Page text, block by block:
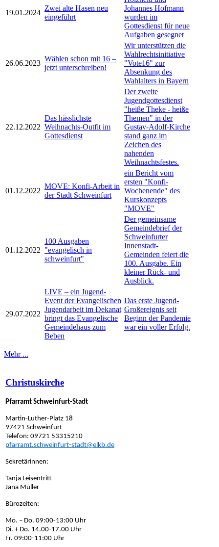
19.01.2024
Zwei alte Hasen neu
eingeführt
Johannes Hofmann
wurden im
Gottesdienst für neue
Aufgaben gesegnet
26.06.2023
Wählen schon mit 16 –
jetzt unterschreiben!
Wir unterstützen die
Wahlrechtsinitiative
"Vote16" zur
Absenkung des
Wahlalters in Bayern
22.12.2022
Das hässlichste
Weihnachts-Outfit im
Gottesdienst
Der zweite
Jugendgottesdienst
"heiße Theke - heiße
Themen" in der
Gustav-Adolf-Kirche
stand ganz im
Zeichen des
nahenden
Weihnachtsfestes.
01.12.2022
MOVE: Konfi-Arbeit in
der Stadt Schweinfurt
ein Bericht vom
ersten "Konfi-
Wochenende" des
Kurskonzepts
"MOVE"
01.12.2022
100 Ausgaben
"evangelisch in
schweinfurt"
Der gemeinsame
Gemeindebrief der
Schweinfurter
Innenstadt-
Gemeinden feiert die
100. Ausgabe. Ein
kleiner Rück- und
Ausblick.
29.07.2022
LIVE – ein Jugend-
Event der Evangelischen
Jugendarbeit im Dekanat
bringt das Evangelische
Gemeindehaus zum
Beben
Das erste Jugend-
Großereignis seit
Beginn der Pandemie
war ein voller Erfolg.
Mehr ...
Christuskirche
Pfarramt Schweinfurt-Stadt
Martin-Luther-Platz 18
97421 Schweinfurt
Telefon: 09721 53315210
pfarramt.schweinfurt-stadt@elkb.de
Sekretärinnen:
Tanja Leisentritt
Jana Müller
Bürozeiten:
Mo. – Do. 09:00-13:00 Uhr
Di. + Do. 14.00-17.00 Uhr
Fr. 09:00-11:00 Uhr